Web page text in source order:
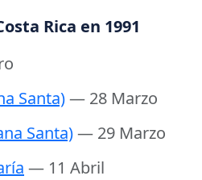
Rica en 1991
Santa)— 28 Marzo
Santa)— 29 Marzo
— 11 Abril